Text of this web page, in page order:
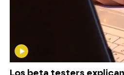
Los beta testers